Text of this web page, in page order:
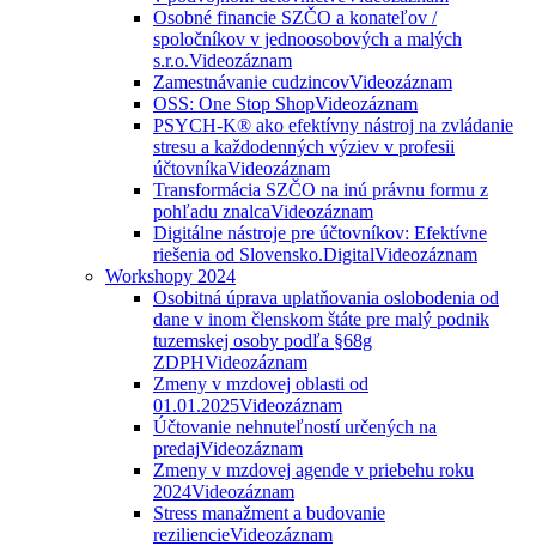
Osobné financie SZČO a konateľov /
spoločníkov v jednoosobových a malých
s.r.o.Videozáznam
Zamestnávanie cudzincovVideozáznam
OSS: One Stop ShopVideozáznam
PSYCH-K® ako efektívny nástroj na zvládanie
stresu a každodenných výziev v profesii
účtovníkaVideozáznam
Transformácia SZČO na inú právnu formu z
pohľadu znalcaVideozáznam
Digitálne nástroje pre účtovníkov: Efektívne
riešenia od Slovensko.DigitalVideozáznam
Workshopy 2024
Osobitná úprava uplatňovania oslobodenia od
dane v inom členskom štáte pre malý podnik
tuzemskej osoby podľa §68g
ZDPHVideozáznam
Zmeny v mzdovej oblasti od
01.01.2025Videozáznam
Účtovanie nehnuteľností určených na
predajVideozáznam
Zmeny v mzdovej agende v priebehu roku
2024Videozáznam
Stress manažment a budovanie
reziliencieVideozáznam